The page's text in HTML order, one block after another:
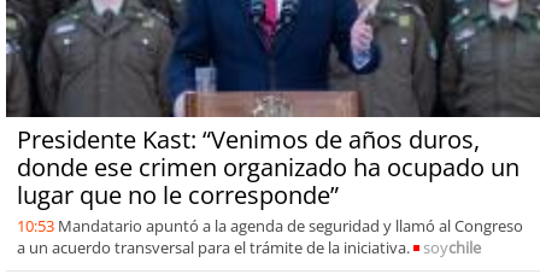
Presidente Kast: “Venimos de años duros,
donde ese crimen organizado ha ocupado un
lugar que no le corresponde”
10:53 Mandatario apuntó a la agenda de seguridad y llamó al Congreso
a un acuerdo transversal para el trámite de la iniciativa.
soychile